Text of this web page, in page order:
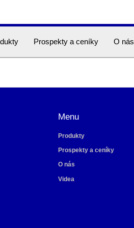
Prospekty a ceníky O nás
Menu
Produkty
Prospekty a ceníky
O nás
Videa